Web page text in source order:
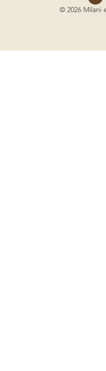
© 2026 Milani